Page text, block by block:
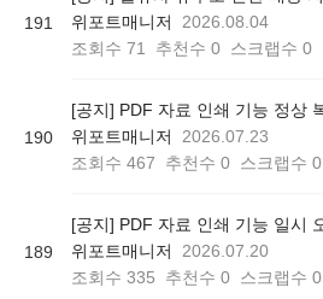
191
위포트매니저
2026.08.04
조회수 71 추천수 0 스크랩수 0
190
위포트매니저
2026.07.23
조회수 467 추천수 0 스크랩수 0
189
위포트매니저
2026.07.20
조회수 335 추천수 0 스크랩수 0